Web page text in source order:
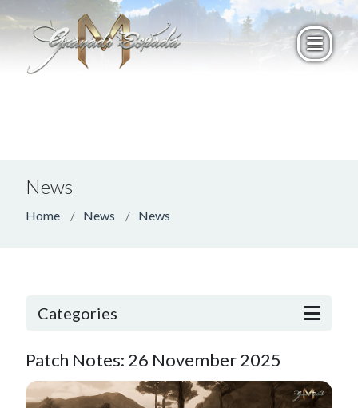
News
Home News News
Categories
Patch Notes: 26 November 2025